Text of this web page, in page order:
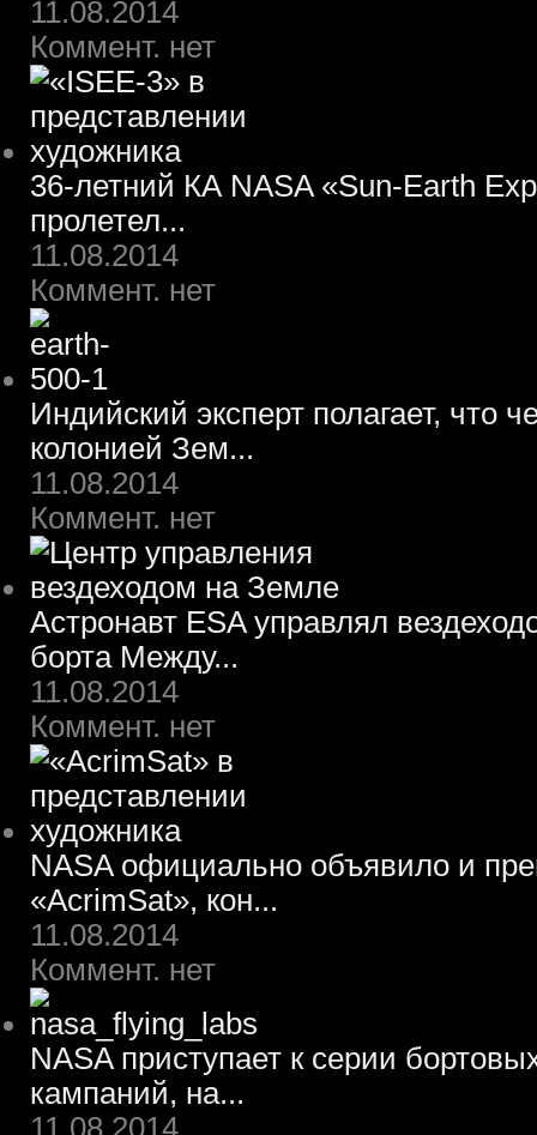
11.08.2014
Коммент. нет
36-летний КА NASA «Sun-Earth
пролетел...
11.08.2014
Коммент. нет
Индийский эксперт полагает, что
колонией Зем...
11.08.2014
Коммент. нет
Астронавт ESA управлял
борта Между...
11.08.2014
Коммент. нет
NASA официально объявило и
«AcrimSat», кон...
11.08.2014
Коммент. нет
NASA приступает к серии
кампаний, на...
11.08.2014